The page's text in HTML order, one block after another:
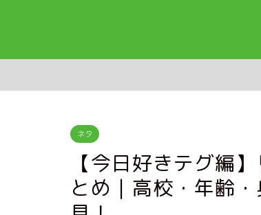
ネタ
【今日好きテグ編
とめ｜高校・年齢